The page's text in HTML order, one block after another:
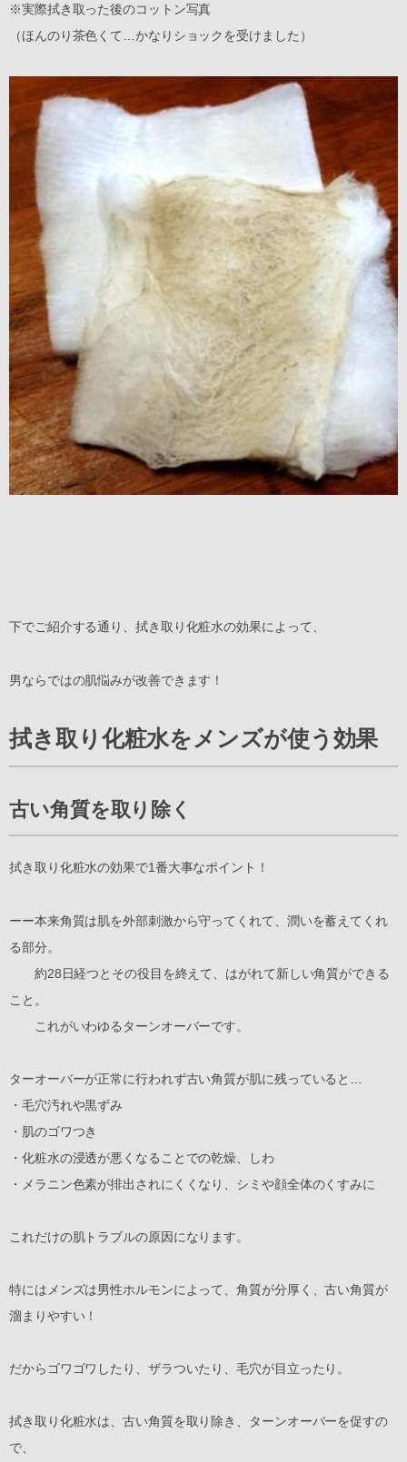
※実際拭き取った後のコットン写真
（ほんのり茶色くて…かなりショックを受けました）
下でご紹介する通り、拭き取り化粧水の効果によって、
男ならではの肌悩みが改善できます！
拭き取り化粧水をメンズが使う効果
古い角質を取り除く
拭き取り化粧水の効果で1番大事なポイント！
ーー本来角質は肌を外部刺激から守ってくれて、潤いを蓄えてくれ
る部分。
約28日経つとその役目を終えて、はがれて新しい角質ができる
こと。
これがいわゆるターンオーバーです。
ターオーバーが正常に行われず古い角質が肌に残っていると…
・毛穴汚れや黒ずみ
・肌のゴワつき
・化粧水の浸透が悪くなることでの乾燥、しわ
・メラニン色素が排出されにくくなり、シミや顔全体のくすみに
これだけの肌トラブルの原因になります。
特にはメンズは男性ホルモンによって、角質が分厚く、古い角質が
溜まりやすい！
だからゴワゴワしたり、ザラついたり、毛穴が目立ったり。
拭き取り化粧水は、古い角質を取り除き、ターンオーバーを促すの
で、